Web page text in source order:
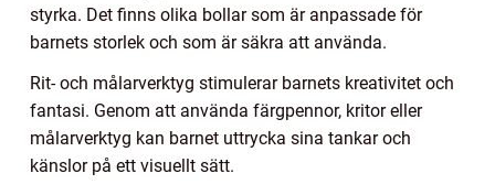
styrka. Det finns olika bollar som är anpassade för
barnets storlek och som är säkra att använda.
Rit- och målarverktyg stimulerar barnets kreativitet och
fantasi. Genom att använda färgpennor, kritor eller
målarverktyg kan barnet uttrycka sina tankar och
känslor på ett visuellt sätt.